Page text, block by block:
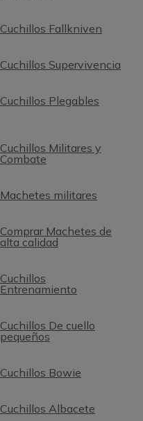
Cuchillos Fallkniven
Cuchillos Supervivencia
Cuchillos Plegables
Cuchillos Militares y
Combate
Machetes militares
Comprar Machetes de
alta calidad
Cuchillos
Entrenamiento
Cuchillos De cuello
pequeños
Cuchillos Bowie
Cuchillos Albacete